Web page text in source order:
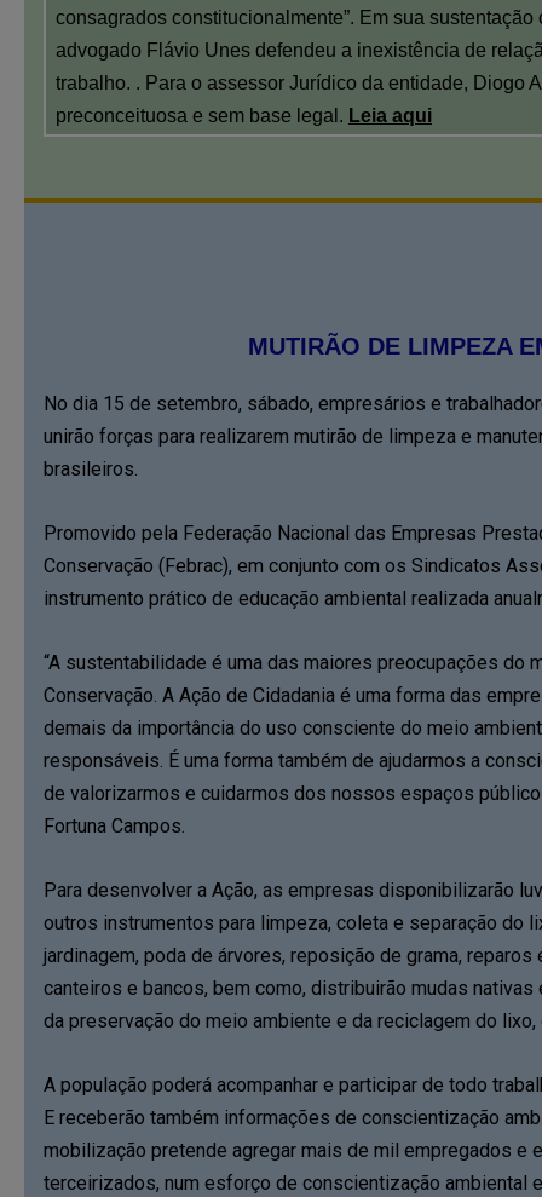
consagrados constitucionalmente”. Em sua
advogado Flávio Unes defendeu a inexistência de
trabalho. . Para o assessor Jurídico da entidade, Diogo
preconceituosa e sem base legal. Leia aqui
MUTIRÃO DE LIMPEZA
No dia 15 de setembro, sábado, empresários e
unirão forças para realizarem mutirão de limpeza e
brasileiros.
Promovido pela Federação Nacional das Empresas
Conservação (Febrac), em conjunto com os Sindicatos
instrumento prático de educação ambiental realizada
“A sustentabilidade é uma das maiores preocupações do
Conservação. A Ação de Cidadania é uma forma das
demais da importância do uso consciente do meio
responsáveis. É uma forma também de ajudarmos a
de valorizarmos e cuidarmos dos nossos espaços
Fortuna Campos.
Para desenvolver a Ação, as empresas disponibilizarão
outros instrumentos para limpeza, coleta e separação do
jardinagem, poda de árvores, reposição de grama,
canteiros e bancos, bem como, distribuirão mudas
da preservação do meio ambiente e da reciclagem do
A população poderá acompanhar e participar de todo
E receberão também informações de conscientização
mobilização pretende agregar mais de mil empregados
terceirizados, num esforço de conscientização ambiental